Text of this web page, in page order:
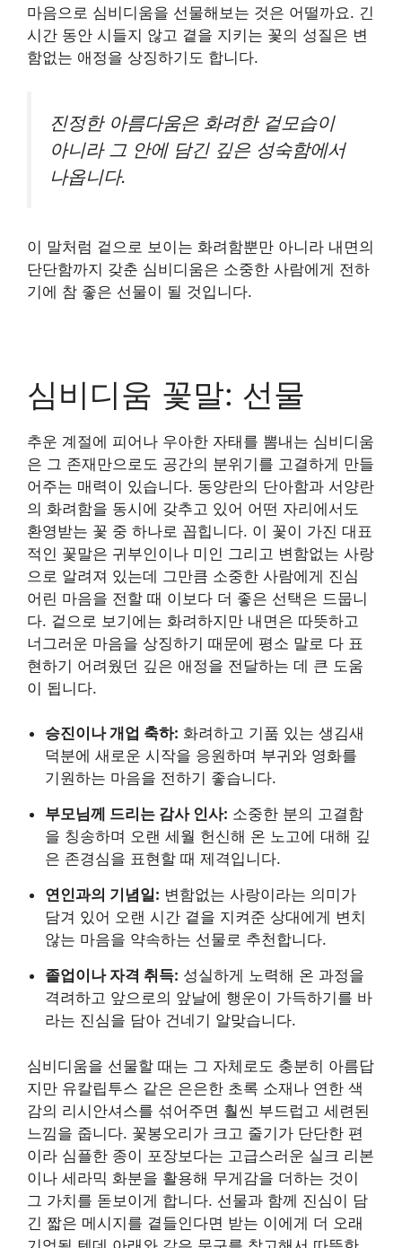
마음으로 심비디움을 선물해보는 것은 어떨까요. 긴
시간 동안 시들지 않고 곁을 지키는 꽃의 성질은 변
함없는 애정을 상징하기도 합니다.
진정한 아름다움은 화려한 겉모습이
아니라 그 안에 담긴 깊은 성숙함에서
나옵니다.
이 말처럼 겉으로 보이는 화려함뿐만 아니라 내면의
단단함까지 갖춘 심비디움은 소중한 사람에게 전하
기에 참 좋은 선물이 될 것입니다.
심비디움 꽃말: 선물
추운 계절에 피어나 우아한 자태를 뽐내는 심비디움
은 그 존재만으로도 공간의 분위기를 고결하게 만들
어주는 매력이 있습니다. 동양란의 단아함과 서양란
의 화려함을 동시에 갖추고 있어 어떤 자리에서도
환영받는 꽃 중 하나로 꼽힙니다. 이 꽃이 가진 대표
적인 꽃말은 귀부인이나 미인 그리고 변함없는 사랑
으로 알려져 있는데 그만큼 소중한 사람에게 진심
어린 마음을 전할 때 이보다 더 좋은 선택은 드뭅니
다. 겉으로 보기에는 화려하지만 내면은 따뜻하고
너그러운 마음을 상징하기 때문에 평소 말로 다 표
현하기 어려웠던 깊은 애정을 전달하는 데 큰 도움
이 됩니다.
승진이나 개업 축하: 화려하고 기품 있는 생김새
덕분에 새로운 시작을 응원하며 부귀와 영화를
기원하는 마음을 전하기 좋습니다.
부모님께 드리는 감사 인사: 소중한 분의 고결함
을 칭송하며 오랜 세월 헌신해 온 노고에 대해 깊
은 존경심을 표현할 때 제격입니다.
연인과의 기념일: 변함없는 사랑이라는 의미가
담겨 있어 오랜 시간 곁을 지켜준 상대에게 변치
않는 마음을 약속하는 선물로 추천합니다.
졸업이나 자격 취득: 성실하게 노력해 온 과정을
격려하고 앞으로의 앞날에 행운이 가득하기를 바
라는 진심을 담아 건네기 알맞습니다.
심비디움을 선물할 때는 그 자체로도 충분히 아름답
지만 유칼립투스 같은 은은한 초록 소재나 연한 색
감의 리시안셔스를 섞어주면 훨씬 부드럽고 세련된
느낌을 줍니다. 꽃봉오리가 크고 줄기가 단단한 편
이라 심플한 종이 포장보다는 고급스러운 실크 리본
이나 세라믹 화분을 활용해 무게감을 더하는 것이
그 가치를 돋보이게 합니다. 선물과 함께 진심이 담
긴 짧은 메시지를 곁들인다면 받는 이에게 더 오래